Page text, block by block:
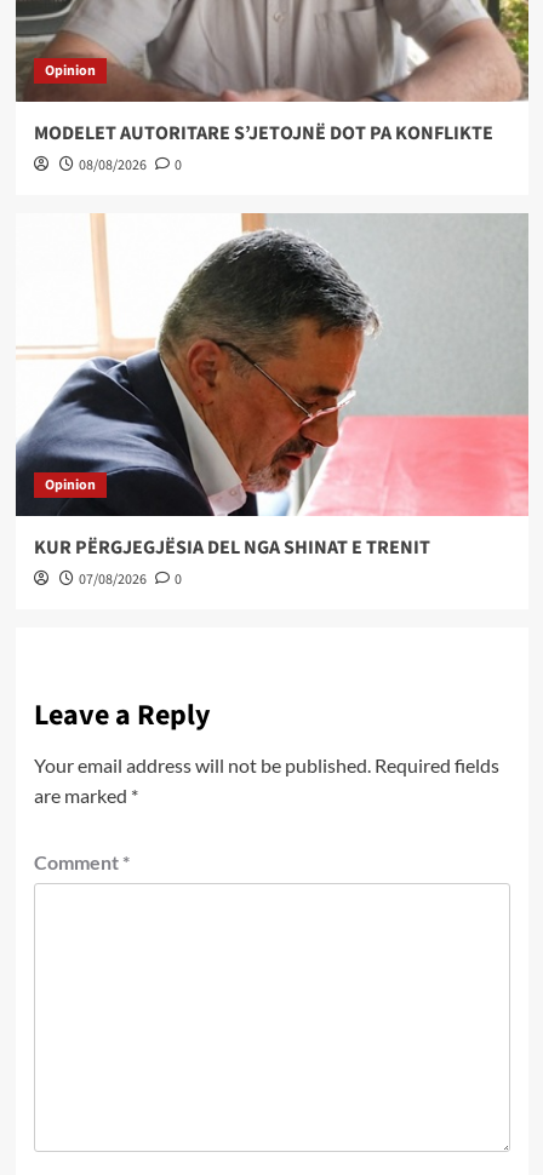
Opinion
MODELET AUTORITARE S’JETOJNË DOT PA KONFLIKTE
08/08/2026 0
Opinion
KUR PËRGJEGJËSIA DEL NGA SHINAT E TRENIT
07/08/2026 0
Leave a Reply
Your email address will not be published. Required fields
are marked *
Comment *